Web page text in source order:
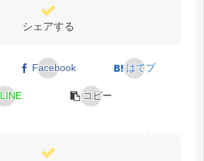
シェアする
Facebook はてブ
LINE コピー